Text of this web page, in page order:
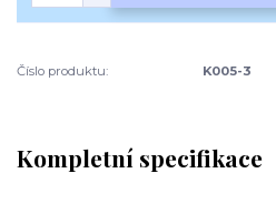
Číslo produktu: K005-3
Kompletní specifikace